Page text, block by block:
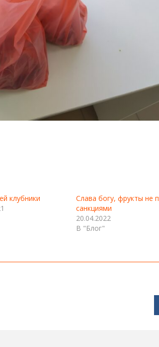
клубники
Слава богу, фрукты не
санкциями
20.04.2022
В "Блог"